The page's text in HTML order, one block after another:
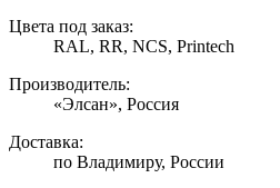
Цвета под заказ:
RAL, RR, NCS, Printech
Производитель:
«Элсан», Россия
Доставка:
по Владимиру, России